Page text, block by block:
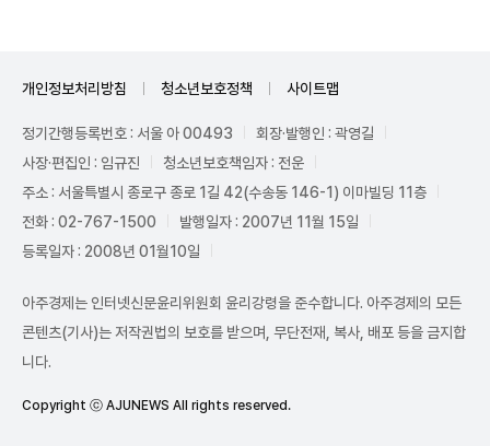
개인정보처리방침 청소년보호정책 사이트맵
정기간행등록번호 : 서울 아 00493
회장·발행인 : 곽영길
사장·편집인 : 임규진
청소년보호책임자 : 전운
주소 : 서울특별시 종로구 종로 1길 42(수송동 146-1) 이마빌딩 11층
전화 : 02-767-1500
발행일자 : 2007년 11월 15일
등록일자 : 2008년 01월10일
아주경제는 인터넷신문윤리위원회 윤리강령을 준수합니다. 아주경제의 모든
콘텐츠(기사)는 저작권법의 보호를 받으며, 무단전재, 복사, 배포 등을 금지합
니다.
Copyright ⓒ AJUNEWS All rights reserved.